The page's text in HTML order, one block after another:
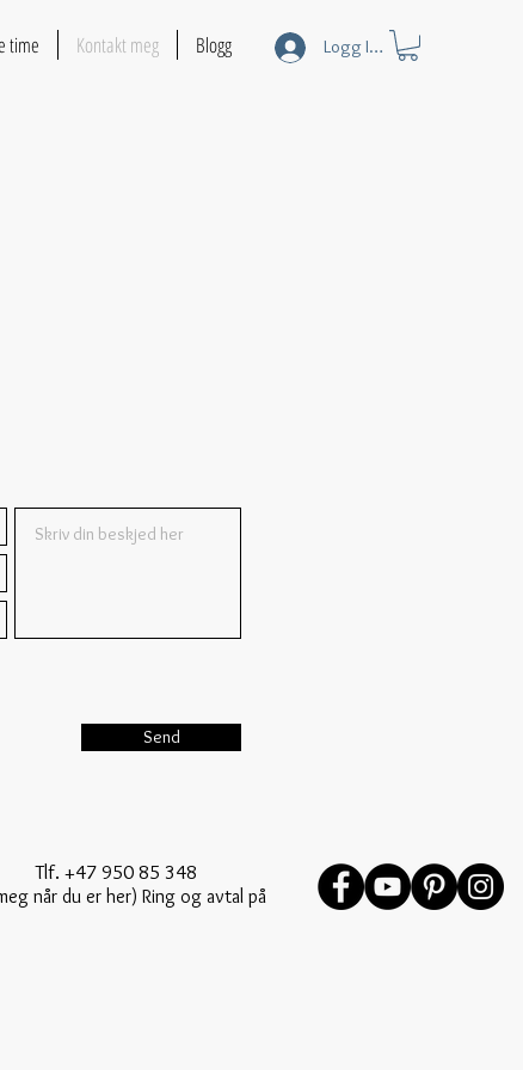
time Kontakt meg Blogg Logg Inn
Send
+47 950 85 348
når du er her) Ring og avtal på
avtal på forhånd